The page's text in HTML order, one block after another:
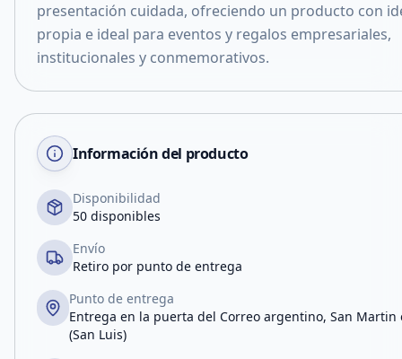
presentación cuidada, ofreciendo un producto con
propia e ideal para eventos y regalos empresariales,
institucionales y conmemorativos.
Información del producto
Disponibilidad
50 disponibles
Envío
Retiro por punto de entrega
Punto de entrega
Entrega en la puerta del Correo argentino, San Martin
(San Luis)